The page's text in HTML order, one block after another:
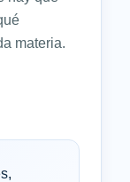
materia.